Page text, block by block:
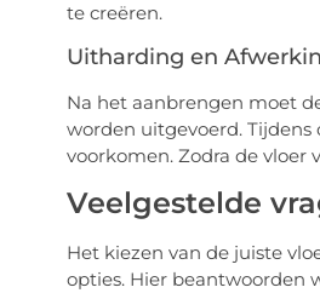
te creëren.
Uitharding en
Na het aanbrengen moet
worden uitgevoerd.
voorkomen. Zodra de vloer
Veelgestelde
Het kiezen van de juiste
opties. Hier beantwoorden